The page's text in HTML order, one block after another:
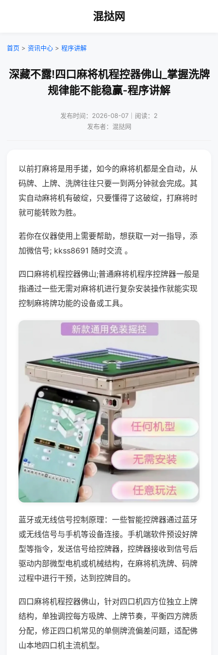
混挞网
首页 > 资讯中心 > 程序讲解
深藏不露!四口麻将机程控器佛山_掌握洗牌
规律能不能稳赢-程序讲解
发布时间：2026-08-07｜阅读：2
发布者：混挞网
以前打麻将是用手搓，如今的麻将机都是全自动，从
码牌、上牌、洗牌往往只要一到两分钟就会完成。其
实自动麻将机有破绽，只要懂得了这破绽，打麻将时
就可能转败为胜。
若你在仪器使用上需要帮助，想获取一对一指导，添
加微信号; kkss8691 随时交流 。
四口麻将机程控器佛山;普通麻将机程序控牌器一般是
指通过一些无需对麻将机进行复杂安装操作就能实现
控制麻将牌功能的设备或工具。
蓝牙或无线信号控制原理：一些智能控牌器通过蓝牙
或无线信号与手机等设备连接。手机端软件预设好牌
型等指令，发送信号给控牌器，控牌器接收到信号后
驱动内部微型电机或机械结构，在麻将机洗牌、码牌
过程中进行干预，达到控牌目的。
四口麻将机程控器佛山，针对四口机四方位独立上牌
结构，单独调控每方吸牌、上牌节奏，平衡四方牌质
分配，修正四口机常见的单侧牌流偏差问题，适配佛
山本地四口机主流机型。